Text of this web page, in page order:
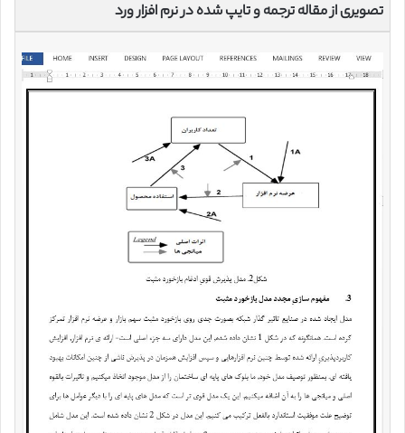
تصویری از مقاله ترجمه و تایپ شده در نرم افزار ورد